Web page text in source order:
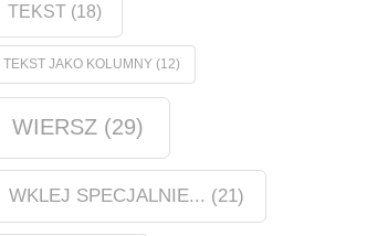
TEKST(18)
TEKST JAKO KOLUMNY(12)
WIERSZ (29)
WKLEJ SPECJALNIE... (21)